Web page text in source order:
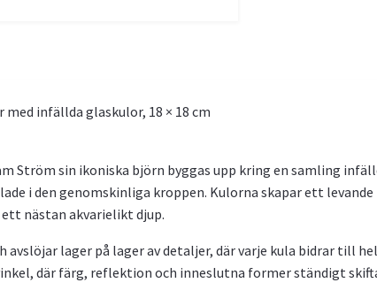
infällda glaskulor, 18 × 18 cm
Ström sin ikoniska björn byggas upp kring en samling
i den genomskinliga kroppen. Kulorna skapar ett
nästan akvarielikt djup.
lager på lager av detaljer, där varje kula bidrar till
där färg, reflektion och inneslutna former ständigt